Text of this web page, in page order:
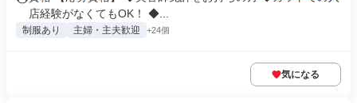
店経験がなくてもOK！ ◆...
制服あり 主婦・主夫歓迎 +24個
気になる